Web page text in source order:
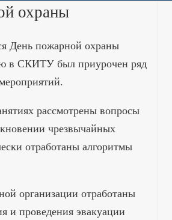
охраны
День пожарной охраны
в СКИТУ был приурочен ряд
рассмотрены вопросы
чрезвычайных
отработаны алгоритмы
организации отработаны
и проведения эвакуации